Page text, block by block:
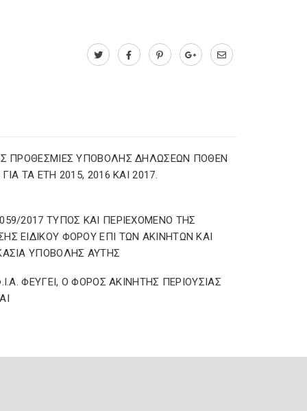
ΠΡΟΘΕΣΜΙΕΣ ΥΠΟΒΟΛΗΣ ΔΗΛΩΣΕΩΝ ΠΟΘΕΝ
ΤΑ ΕΤΗ 2015, 2016 ΚΑΙ 2017.
2017 ΤΥΠΟΣ ΚΑΙ ΠΕΡΙΕΧΟΜΕΝΟ ΤΗΣ
ΕΙΔΙΚΟΥ ΦΟΡΟΥ ΕΠΙ ΤΩΝ ΑΚΙΝΗΤΩΝ ΚΑΙ
ΥΠΟΒΟΛΗΣ ΑΥΤΗΣ
ΦΕΥΓΕΙ, Ο ΦΟΡΟΣ ΑΚΙΝΗΤΗΣ ΠΕΡΙΟΥΣΙΑΣ